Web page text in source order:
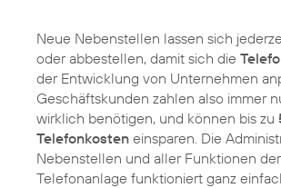
Neue Nebenstellen lassen sich
oder abbestellen, damit sich die
der Entwicklung von Unternehmen
Geschäftskunden zahlen also immer
wirklich benötigen, und können bis zu
Telefonkosten einsparen. Die
Nebenstellen und aller Funktionen
Telefonanlage funktioniert ganz